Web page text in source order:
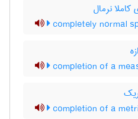
نرمال
completely normal
completion of a
completion of a